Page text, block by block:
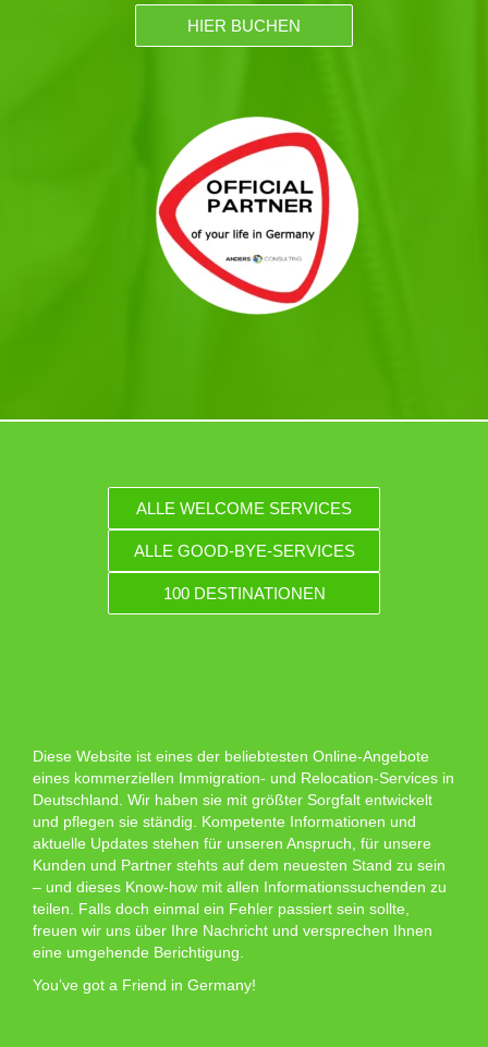
HIER BUCHEN
ALLE WELCOME SERVICES
ALLE GOOD-BYE-SERVICES
100 DESTINATIONEN
Diese Website ist eines der beliebtesten Online-Angebote
eines kommerziellen Immigration- und Relocation-Services in
Deutschland. Wir haben sie mit größter Sorgfalt entwickelt
und pflegen sie ständig. Kompetente Informationen und
aktuelle Updates stehen für unseren Anspruch, für unsere
Kunden und Partner stehts auf dem neuesten Stand zu sein
– und dieses Know-how mit allen Informationssuchenden zu
teilen. Falls doch einmal ein Fehler passiert sein sollte,
freuen wir uns über Ihre Nachricht und versprechen Ihnen
eine umgehende Berichtigung.
You’ve got a Friend in Germany!